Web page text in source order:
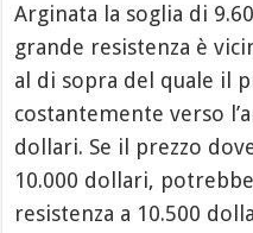
Arginata la soglia di
grande resistenza è
al di sopra del quale il
costantemente verso
dollari. Se il prezzo
10.000 dollari,
resistenza a 10.500